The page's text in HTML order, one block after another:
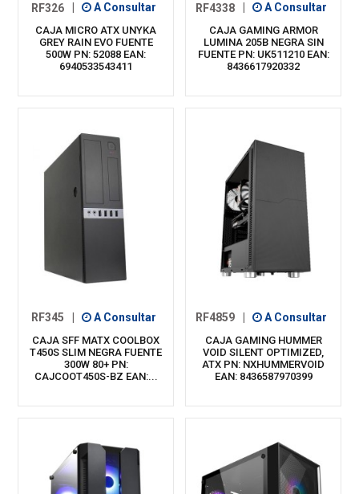
RF326 A Consultar
CAJA MICRO ATX UNYKA
GREY RAIN EVO FUENTE
500W PN: 52088 EAN:
6940533543411
RF4338 A Consultar
CAJA GAMING ARMOR
LUMINA 205B NEGRA SIN
FUENTE PN: UK511210 EAN:
8436617920332
RF345 A Consultar
CAJA SFF MATX COOLBOX
T450S SLIM NEGRA FUENTE
300W 80+ PN:
CAJCOOT450S-BZ EAN:...
RF4859 A Consultar
CAJA GAMING HUMMER
VOID SILENT OPTIMIZED,
ATX PN: NXHUMMERVOID
EAN: 8436587970399